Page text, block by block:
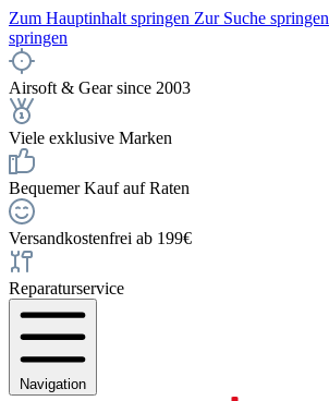
Zum Hauptinhalt springen Zur Suche springen
springen
Airsoft & Gear since 2003
Viele exklusive Marken
Bequemer Kauf auf Raten
Versandkostenfrei ab 199€
Reparaturservice
Navigation